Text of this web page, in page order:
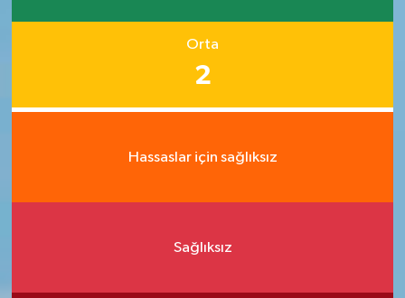
Orta
2
Hassaslar için sağlıksız
Sağlıksız